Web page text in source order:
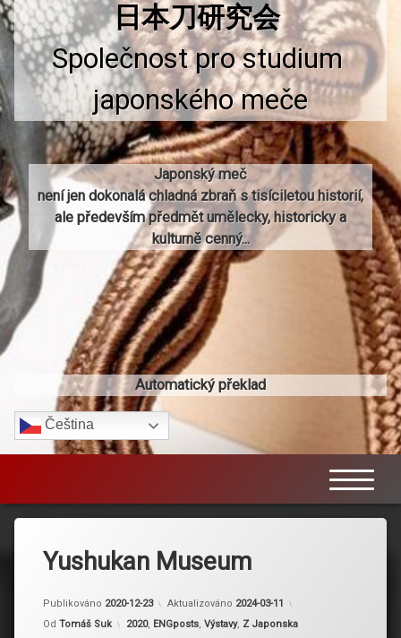
Společnost pro studium
japonského meče
Japonský meč
není jen dokonalá chladná zbraň s tisíciletou historií,
ale především předmět umělecky, historicky a
kulturně cenný...
Automatický překlad
Čeština‎
Yushukan Museum
Publikováno 2020-12-23 Aktualizováno 2024-03-11
Od Tomáš Suk Kategorie:
2020, ENGposts Výstavy, Z Japonska